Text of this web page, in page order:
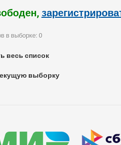
в выборке: 0
весь список
выборку